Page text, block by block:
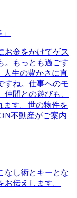
お金をかけてゲス
。もっとも過ごす
人生の豊かさに直
すね。仕事へのモ
間との遊びも、
ます。世の物件を
不動産がご案内
なし術とキーとな
伝えします。